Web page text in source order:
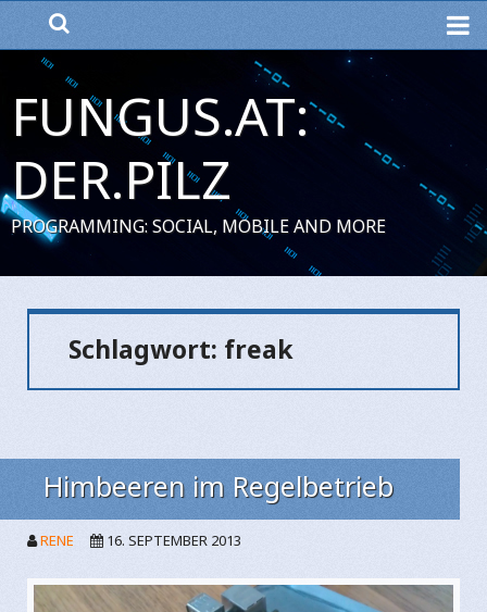
FUNGUS.AT:
DER.PILZ
PROGRAMMING: SOCIAL, MOBILE AND MORE
Schlagwort: freak
Himbeeren im Regelbetrieb
RENE 16. SEPTEMBER 2013